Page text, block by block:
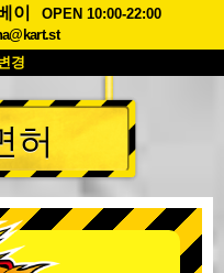
이
OPEN 10:00-22:00
경
가격
예약
허